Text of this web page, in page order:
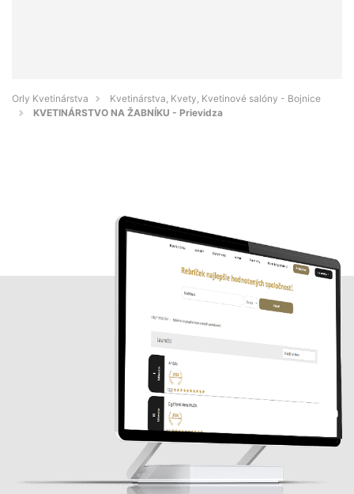
Orly Kvetinárstva
Kvetinárstva, Kvety, Kvetinové salóny - Bojnice
KVETINÁRSTVO NA ŽABNÍKU - Prievidza